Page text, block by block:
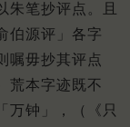
朱笔抄评点。且
伯源评」各字
嘱毋抄其评点
荒本字迹既不
万钟」，（《只